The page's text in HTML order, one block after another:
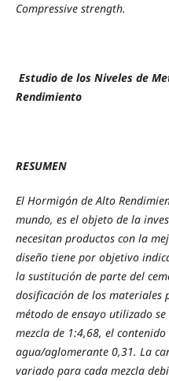
Compressive strength.
Estudio de los Niveles de
Rendimiento
RESUMEN
El Hormigón de Alto
mundo, es el objeto de la
necesitan productos con la
diseño tiene por objetivo
la sustitución de parte del
dosificación de los materiales
método de ensayo utilizado se
mezcla de 1:4,68, el
agua/aglomerante 0,31. La
variado para cada mezcla